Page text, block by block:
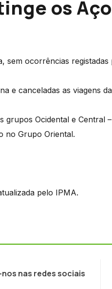
os
sem ocorrências registadas
e canceladas as viagens
grupos Ocidental e Central
no Grupo Oriental.
pelo IPMA.
nas redes sociais